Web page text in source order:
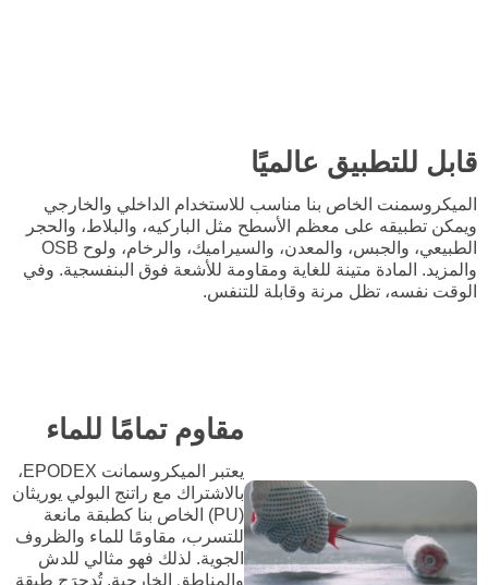
قابل للتطبيق عالميًا
الميكروسمنت الخاص بنا مناسب للاستخدام الداخلي والخارجي
ويمكن تطبيقه على معظم الأسطح مثل الباركيه، والبلاط، والحجر
الطبيعي، والجبس، والمعدن، والسيراميك، والرخام، ولوح OSB
والمزيد. المادة متينة للغاية ومقاومة للأشعة فوق البنفسجية. وفي
الوقت نفسه، تظل مرنة وقابلة للتنفس.
مقاوم تمامًا للماء
يعتبر الميكروسمانت EPODEX،
بالاشتراك مع راتنج البولي يوريثان
(PU) الخاص بنا كطبقة مانعة
للتسرب، مقاومًا للماء والظروف
الجوية. لذلك فهو مثالي للدش
والمناطق الخارجية. تُدحرَج طبقة